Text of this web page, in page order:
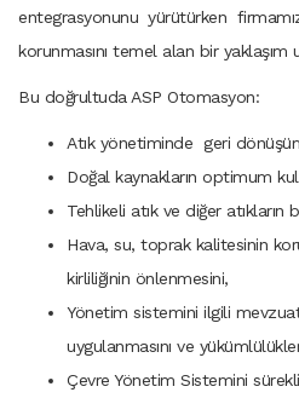
entegrasyonunu yürütürken
korunmasını temel alan bir yaklaşım
Bu doğrultuda ASP Otomasyon:
Atık yönetiminde geri dönüşüm
Doğal kaynakların optimum
Tehlikeli atık ve diğer
Hava, su, toprak kalitesinin
kirliliğinin önlenmesini,
Yönetim sistemini ilgili
uygulanmasını ve
Çevre Yönetim Sistemini